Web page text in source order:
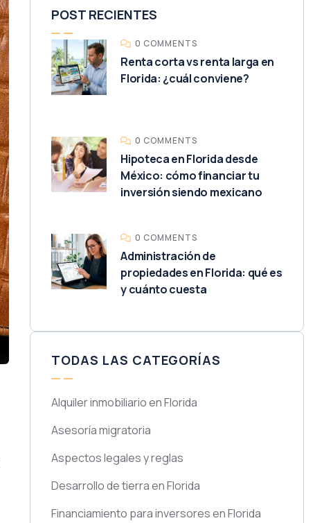
POST RECIENTES
0 COMMENTS
Renta corta vs renta larga en
Florida: ¿cuál conviene?
0 COMMENTS
Hipoteca en Florida desde
México: cómo financiar tu
inversión siendo mexicano
0 COMMENTS
Administración de
propiedades en Florida: qué es
y cuánto cuesta
TODAS LAS CATEGORÍAS
Alquiler inmobiliario en Florida
Asesoría migratoria
Aspectos legales y reglas
Desarrollo de tierra en Florida
Financiamiento para inversores en Florida